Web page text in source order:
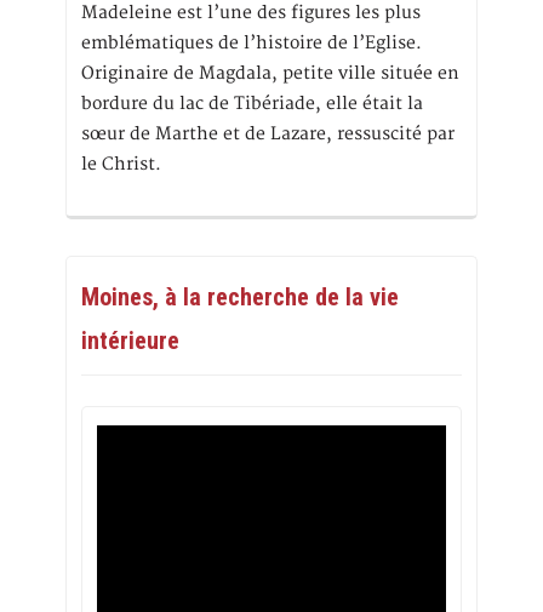
Madeleine est l’une des figures les plus
emblématiques de l’histoire de l’Eglise.
Originaire de Magdala, petite ville située en
bordure du lac de Tibériade, elle était la
sœur de Marthe et de Lazare, ressuscité par
le Christ.
Moines, à la recherche de la vie
intérieure